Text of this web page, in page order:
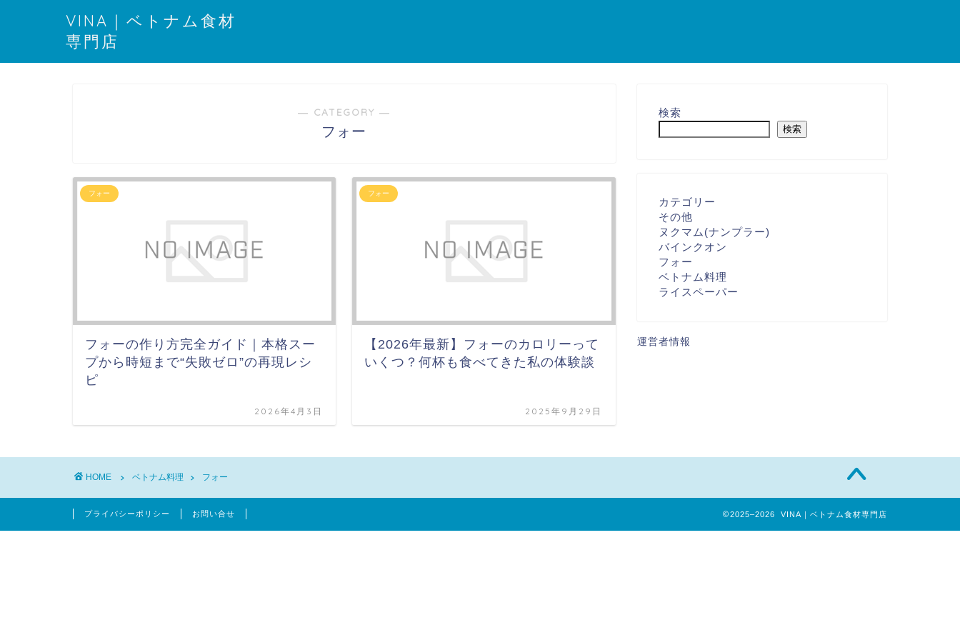
VINA｜ベトナム食材
専門店
― CATEGORY ―
フォー
フォー
フォーの作り方完全ガイド｜本格スー
プから時短まで“失敗ゼロ”の再現レシ
ピ
2026年4月3日
フォー
【2026年最新】フォーのカロリーって
いくつ？何杯も食べてきた私の体験談
2025年9月29日
検索
検索
カテゴリー
その他
ヌクマム(ナンプラー)
バインクオン
フォー
ベトナム料理
ライスペーパー
運営者情報
HOME ベトナム料理 フォー
プライバシーポリシー お問い合せ 2025–2026 VINA｜ベトナム食材専門店